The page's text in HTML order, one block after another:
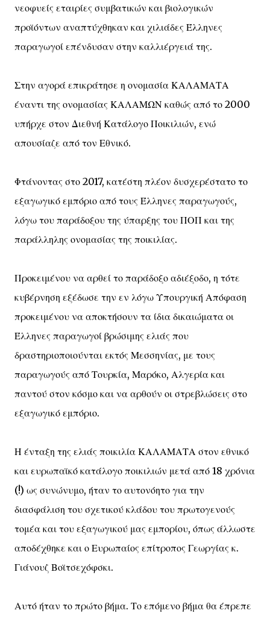
νεοφυείς εταιρίες συμβατικών και βιολογικών
προϊόντων αναπτύχθηκαν και χιλιάδες Έλληνες
παραγωγοί επένδυσαν στην καλλιέργειά της.
Στην αγορά επικράτησε η ονομασία ΚΑΛΑΜΑΤΑ
έναντι της ονομασίας ΚΑΛΑΜΩΝ καθώς από το 2000
υπήρχε στον Διεθνή Κατάλογο Ποικιλιών, ενώ
απουσίαζε από τον Εθνικό.
Φτάνοντας στο 2017, κατέστη πλέον δυσχερέστατο το
εξαγωγικό εμπόριο από τους Έλληνες παραγωγούς,
λόγω του παράδοξου της ύπαρξης του ΠΟΠ και της
παράλληλης ονομασίας της ποικιλίας.
Προκειμένου να αρθεί το παράδοξο αδιέξοδο, η τότε
κυβέρνηση εξέδωσε την εν λόγω Υπουργική Απόφαση
προκειμένου να αποκτήσουν τα ίδια δικαιώματα οι
Έλληνες παραγωγοί βρώσιμης ελιάς που
δραστηριοποιούνται εκτός Μεσσηνίας, με τους
παραγωγούς από Τουρκία, Μαρόκο, Αλγερία και
παντού στον κόσμο και να αρθούν οι στρεβλώσεις στο
εξαγωγικό εμπόριο.
Η ένταξη της ελιάς ποικιλία ΚΑΛΑΜΑΤΑ στον εθνικό
και ευρωπαϊκό κατάλογο ποικιλιών μετά από 18 χρόνια
(!) ως συνώνυμο, ήταν το αυτονόητο για την
διασφάλιση του σχετικού κλάδου του πρωτογενούς
τομέα και του εξαγωγικού μας εμπορίου, όπως άλλωστε
αποδέχθηκε και ο Ευρωπαίος επίτροπος Γεωργίας κ.
Γιάνουζ Βοϊτσεχόφσκι.
Αυτό ήταν το πρώτο βήμα. Το επόμενο βήμα θα έπρεπε